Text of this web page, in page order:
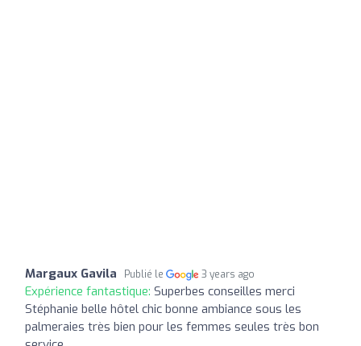
Margaux Gavila Publié le 3 years ago
Expérience fantastique: Superbes conseilles merci
Stéphanie belle hôtel chic bonne ambiance sous les
palmeraies très bien pour les femmes seules très bon